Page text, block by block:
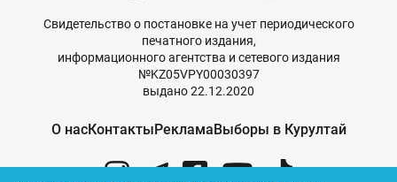
Свидетельство о постановке на учет периодического
печатного издания,
информационного агентства и сетевого издания
№KZ05VPY00030397
выдано 22.12.2020
О насКонтактыРекламаВыборы в Курултай